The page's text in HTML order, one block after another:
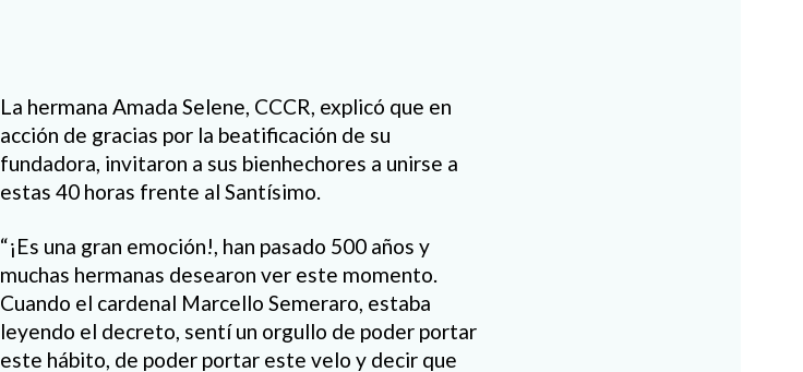
La hermana Amada Selene, CCCR, explicó que en
acción de gracias por la beatificación de su
fundadora, invitaron a sus bienhechores a unirse a
estas 40 horas frente al Santísimo.
“¡Es una gran emoción!, han pasado 500 años y
muchas hermanas desearon ver este momento.
Cuando el cardenal Marcello Semeraro, estaba
leyendo el decreto, sentí un orgullo de poder portar
este hábito, de poder portar este velo y decir que